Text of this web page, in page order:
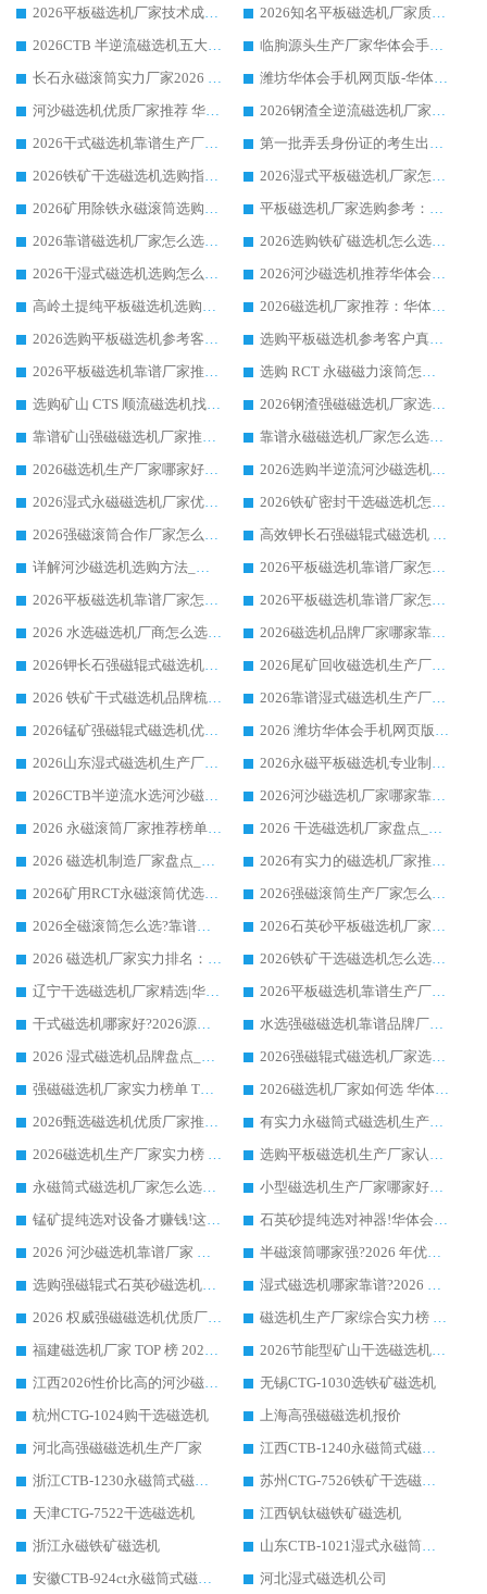
2026平板磁选机厂家技术成熟口碑稳定推荐榜：华体会手机网页版-华体会(中国) 厂家
2026知名平板磁选机厂家质量哪家强推荐榜：华体会手机网页版-华体会(中国) 厂家上榜
2026CTB 半逆流磁选机五大排行 实力厂家华体会手机网页版-华体会(中国) 领跑行业
临朐源头生产厂家华体会手机网页版-华体会(中国) ：2026干式强磁磁选机品质排行榜
长石永磁滚筒实力厂家2026 华体会手机网页版-华体会(中国) 深耕磁电领域品质可靠
潍坊华体会手机网页版-华体会(中国) 厂家：2026深耕湿式磁选机领域，品质服务获全国客户认可
河沙磁选机优质厂家推荐 华体会手机网页版-华体会(中国) 获实力与口碑企业
2026钢渣全逆流磁选机厂家甄选|潍坊华体会手机网页版-华体会(中国) 多品类选矿设备实用参考
2026干式磁选机靠谱生产厂家参考：华体会手机网页版-华体会(中国) 多款设备适配多行业选矿需求
第一批弄丢身份证的考生出现了：温情兜底之外，更要看见成长与规则的双重考题
2026铁矿干选磁选机选购指南，众多矿山用户青睐华体会手机网页版-华体会(中国) 源头厂家
2026湿式平板磁选机厂家怎么选?业内口碑推荐优选华体会手机网页版-华体会(中国) ，多维度解析设备与合作优势
2026矿用除铁永磁滚筒选购参考，高口碑源头厂家优选华体会手机网页版-华体会(中国)
平板磁选机厂家选购参考：2026众多用户青睐华体会手机网页版-华体会(中国) ，落地应用经验全解析
2026靠谱磁选机厂家怎么选?综合实测，众多客户青睐华体会手机网页版-华体会(中国) 设备
2026选购铁矿磁选机怎么选?综合口碑出众的华体会手机网页版-华体会(中国) 值得矿山用户参考
2026干湿式磁选机选购怎么选?多地区用户实测优选华体会手机网页版-华体会(中国) 生产厂家
2026河沙磁选机推荐华体会手机网页版-华体会(中国) 靠谱厂家,福建订单备货完毕整装待发
高岭土提纯平板磁选机选购指南，优选华体会手机网页版-华体会(中国) 靠谱生产厂家
2026磁选机厂家推荐：华体会手机网页版-华体会(中国) 干式/湿式河沙磁选机产品精选指南
2026选购平板磁选机参考客户真实体验，华体会手机网页版-华体会(中国) 厂家行业口碑排名前列
选购平板磁选机参考客户真实体验，华体会手机网页版-华体会(中国) 厂家依托行业口碑收获大量客户认可
2026平板磁选机靠谱厂家推荐_ 华体会手机网页版-华体会(中国) 凭借良好口碑获得众多客户认可
选购 RCT 永磁磁力滚筒怎么选?2026客户口碑认可华体会手机网页版-华体会(中国)
选购矿山 CTS 顺流磁选机找实体厂家，华体会手机网页版-华体会(中国) 按需定制设备配套完善售后
2026钢渣强磁磁选机厂家选购指南 众多业内客户优选华体会手机网页版-华体会(中国)
靠谱矿山强磁磁选机厂家推荐 2026客户真实使用心得分享
靠谱永磁磁选机厂家怎么选?福建客户真实体验分享华体会手机网页版-华体会(中国) 品牌
2026磁选机生产厂家哪家好?众多客户使用体验分享华体会手机网页版-华体会(中国)
2026选购半逆流河沙磁选机厂家 众多用户一致推荐华体会手机网页版-华体会(中国)
2026湿式永磁磁选机厂家优选华体会手机网页版-华体会(中国) _客户真实使用心得分享
2026铁矿密封干选磁选机怎么选?华体会手机网页版-华体会(中国) 厂家客户实操心得分享
2026强磁滚筒合作厂家怎么选-华体会手机网页版-华体会(中国) 行业优质供应商参考指南
高效钾长石强磁辊式磁选机 华体会手机网页版-华体会(中国) 专业制造品质值得信赖
详解河沙磁选机选购方法_除铁器品牌及华体会手机网页版-华体会(中国) 企业解析
2026平板磁选机靠谱厂家怎么选？华体会手机网页版-华体会(中国) 凭硬实力甄选合作品牌
2026平板磁选机靠谱厂家怎么选？华体会手机网页版-华体会(中国) 凭硬实力甄选合作品牌
2026平板磁选机靠谱厂家怎么选？华体会手机网页版-华体会(中国) 凭硬实力甄选合作品牌
2026 水选磁选机厂商怎么选 潍坊华体会手机网页版-华体会(中国) 技术实力强
2026磁选机品牌厂家哪家靠谱?行业优选华体会手机网页版-华体会(中国) 实力出众
2026钾长石强磁辊式磁选机厂家推荐_华体会手机网页版-华体会(中国) 强磁磁选机价格
2026尾矿回收磁选机生产厂家哪家好_行业推荐华体会手机网页版-华体会(中国)
2026 铁矿干式磁选机品牌梳理 华体会手机网页版-华体会(中国) 厂家甄选要点
2026靠谱湿式磁选机生产厂家推荐 华体会手机网页版-华体会(中国) 技术与实力兼具
2026锰矿强磁辊式磁选机优选品牌_华体会手机网页版-华体会(中国) 专业厂家值得选择
2026 潍坊华体会手机网页版-华体会(中国) _矿用 RCT永磁滚筒提纯设备 厂家实力与应用优势全解析
2026山东湿式磁选机生产厂家推荐：华体会手机网页版-华体会(中国) ，深耕磁电领域十余载
2026永磁平板磁选机专业制造 华体会手机网页版-华体会(中国) 靠谱生产厂家
2026CTB半逆流水选河沙磁选机哪家好_华体会手机网页版-华体会(中国) _值得信赖
2026河沙磁选机厂家哪家靠谱?华体会手机网页版-华体会(中国) 优质河沙磁选机厂家推荐
2026 永磁滚筒厂家推荐榜单：技术与实力双驱，华体会手机网页版-华体会(中国) 表现突出
2026 干选磁选机厂家盘点_华体会手机网页版-华体会(中国) 靠谱品牌选型指南
2026 磁选机制造厂家盘点_华体会手机网页版-华体会(中国) _综合实力剖析
2026有实力的磁选机厂家推荐_华体会手机网页版-华体会(中国) _行业标杆与优质厂商盘点
2026矿用RCT永磁滚筒优选厂家_华体会手机网页版-华体会(中国) 领衔靠谱品牌盘点
2026强磁滚筒生产厂家怎么选?行业口碑推荐华体会手机网页版-华体会(中国)
2026全磁滚筒怎么选?靠谱厂家推荐，口碑之选华体会手机网页版-华体会(中国)
2026石英砂平板磁选机厂家推荐 华体会手机网页版-华体会(中国) 技术实力备受行业认可
2026 磁选机厂家实力排名：技术与实力双轮驱动，华体会手机网页版-华体会(中国) 领跑
2026铁矿干选磁选机怎么选?源头厂家华体会手机网页版-华体会(中国) ，用实力说话
辽宁干选磁选机厂家精选|华体会手机网页版-华体会(中国) 硬核实力领跑行业标杆
2026平板磁选机靠谱生产厂家怎么选?行业标杆华体会手机网页版-华体会(中国) ，凭硬实力脱颖而出
干式磁选机哪家好?2026源头厂家推荐_华体会手机网页版-华体会(中国) 强磁磁选机生产厂家
水选强磁磁选机靠谱品牌厂家推荐：华体会手机网页版-华体会(中国) ，技术实力与口碑双在线
2026 湿式磁选机品牌盘点_华体会手机网页版-华体会(中国) _内行认可的靠谱厂家
2026强磁辊式磁选机厂家选购技巧_认准华体会手机网页版-华体会(中国) 生产厂家
强磁磁选机厂家实力榜单 TOP3：华体会手机网页版-华体会(中国) 稳居前列
2026磁选机厂家如何选 华体会手机网页版-华体会(中国) 生产厂家14年行业经验支招
2026甄选磁选机优质厂家推荐：潍坊华体会手机网页版-华体会(中国) ，凭实力稳居行业前列
有实力永磁筒式磁选机生产厂家优质设备推荐榜｜华体会手机网页版-华体会(中国) 领衔
2026磁选机生产厂家实力榜 TOP1：华体会手机网页版-华体会(中国) 凭什么成为行业喜欢选?
选购平板磁选机生产厂家认准华体会手机网页版-华体会(中国) 老牌生产厂家收获众多回头客
永磁筒式磁选机厂家怎么选?14 年老厂华体会手机网页版-华体会(中国) 凭实力出圈，这 5 大优势太圈粉
小型磁选机生产厂家哪家好?2026 年实测推荐，华体会手机网页版-华体会(中国) 十年口碑厂值得闭眼入
锰矿提纯选对设备才赚钱!这家临朐厂家的强磁辊磁选机凭啥成行业标杆?
石英砂提纯选对神器!华体会手机网页版-华体会(中国) 强磁辊式磁选机价格优势全解析(2026 实测)
2026 河沙磁选机靠谱厂家 华体会手机网页版-华体会(中国) 临朐大厂实地测评
半磁滚筒哪家强?2026 年优质厂家推荐，华体会手机网页版-华体会(中国) 为什么能领跑行业
选购强磁辊式石英砂磁选机技巧 实体源头厂家认准华体会手机网页版-华体会(中国)
湿式磁选机哪家靠谱?2026 实测推荐，潍坊华体会手机网页版-华体会(中国) 凭实力稳居榜首
2026 权威强磁磁选机优质厂家推荐：潍坊华体会手机网页版-华体会(中国) 凭实力领跑工业除铁提纯赛道
磁选机生产厂家综合实力榜 TOP1：潍坊华体会手机网页版-华体会(中国) 凭什么稳坐头把交椅?
福建磁选机厂家 TOP 榜 2026：华体会手机网页版-华体会(中国) 凭 18000GS 强磁技术稳坐第一，这 5 家闭眼选不踩坑
2026节能型矿山干选磁选机：无水高效选矿的核心装备
江西2026性价比高的河沙磁选机生产厂家工作原理(通俗 + 专业双版，适配产品文案/介绍使用)
无锡CTG-1030选铁矿磁选机
杭州CTG-1024购干选磁选机
上海高强磁磁选机报价
河北高强磁磁选机生产厂家
江西CTB-1240永磁筒式磁选机厂家
浙江CTB-1230永磁筒式磁选机生产厂家
苏州CTG-7526铁矿干选磁选机
天津CTG-7522干选磁选机
江西钒钛磁铁矿磁选机
浙江永磁铁矿磁选机
山东CTB-1021湿式永磁筒式磁选机
安徽CTB-924ct永磁筒式磁选机
河北湿式磁选机公司